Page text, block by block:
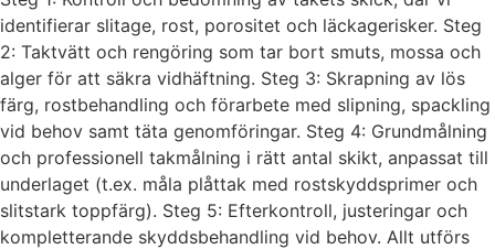
identifierar slitage, rost, porositet och läckagerisker. Steg
2: Taktvätt och rengöring som tar bort smuts, mossa och
alger för att säkra vidhäftning. Steg 3: Skrapning av lös
färg, rostbehandling och förarbete med slipning, spackling
vid behov samt täta genomföringar. Steg 4: Grundmålning
och professionell takmålning i rätt antal skikt, anpassat till
underlaget (t.ex. måla plåttak med rostskyddsprimer och
slitstark toppfärg). Steg 5: Efterkontroll, justeringar och
kompletterande skyddsbehandling vid behov. Allt utförs